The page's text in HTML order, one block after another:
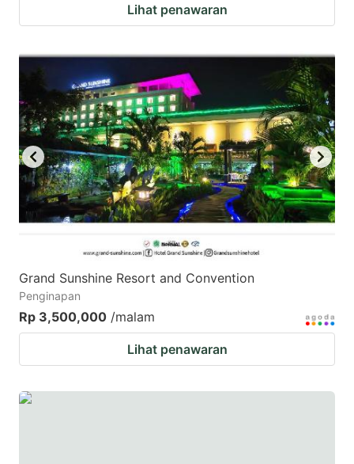
Lihat penawaran
Grand Sunshine Resort and Convention
Penginapan
Rp 3,500,000 /malam
Lihat penawaran